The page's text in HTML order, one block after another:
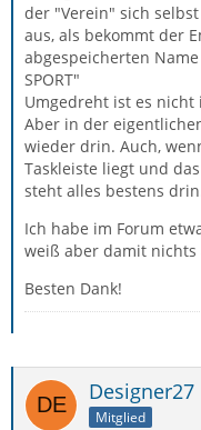
der "Verein" sich
aus, als bekommt der
abgespeicherten Name
SPORT"
Umgedreht ist es nicht
Aber in der
wieder drin. Auch,
Taskleiste liegt und
steht alles bestens
Ich habe im Forum
weiß aber damit nichts
Besten Dank!
Designer27
Mitglied